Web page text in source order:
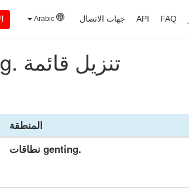
FAQ
API جهات الاتصال
تنزيل قائمة .genting نطاقات
المنطقة
.genting نطاقات